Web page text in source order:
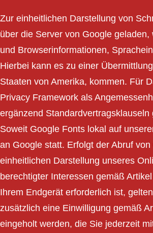
Zur einheitlichen Darstellung von
über die Server von Google
und Browserinformationen,
Hierbei kann es zu einer
Staaten von Amerika, kommen. Für
Privacy Framework als
ergänzend
Soweit Google Fonts lokal auf
an Google statt. Erfolgt der Abruf
einheitlichen Darstellung unseres
berechtigter Interessen gemäß
Ihrem Endgerät erforderlich ist,
zusätzlich eine Einwilligung gemäß
eingeholt werden, die Sie jederzeit